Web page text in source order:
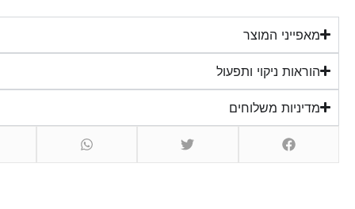
מאפייני המוצר
הוראות ניקוי ותפעול
מדיניות משלוחים